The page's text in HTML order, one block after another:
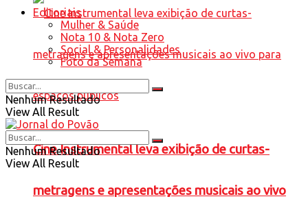
Cine Instrumental leva exibição de curtas-
metragens e apresentações musicais ao vivo
Editoriais
Mulher & Saúde
Nota 10 & Nota Zero
Social & Personalidades
Foto da Semana
Nenhum Resultado
View All Result
Nenhum Resultado
View All Result